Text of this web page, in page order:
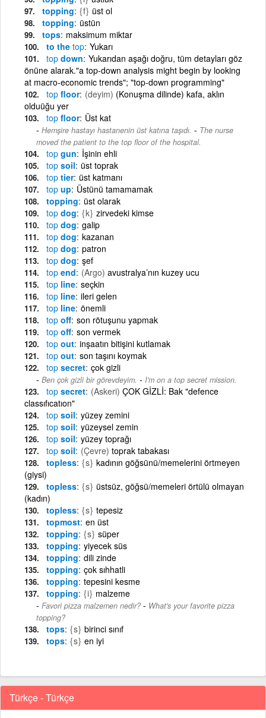
topping {f} üst ol
topping üstün
tops maksimum miktar
to the top Yukarı
top down Yukarıdan aşağı doğru, tüm detayları göz
önüne alarak."a top-down analysis might begin by looking
at macro-economic trends"; "top-down programming"
top floor (deyim) (Konuşma dilinde) kafa, aklın
olduüğu yer
top floor Üst kat
Hemşire hastayı hastanenin üst katına taşıdı. - The nurse
moved the patient to the top floor of the hospital.
top gun İşinin ehli
top soil üst toprak
top tier üst katmanı
top up Üstünü tamamamak
topping üst olarak
top dog {k} zirvedeki kimse
top dog galip
top dog kazanan
top dog patron
top dog şef
top end (Argo) avustralya’nın kuzey ucu
top line seçkin
top line ileri gelen
top line önemli
top off son rötuşunu yapmak
top off son vermek
top out inşaatın bitişini kutlamak
top out son taşını koymak
top secret çok gizli
Ben çok gizli bir görevdeyim. - I'm on a top secret mission.
top secret (Askeri) ÇOK GİZLİ: Bak "defence
classıfıcatıon"
top soil yüzey zemini
top soil yüzeysel zemin
top soil yüzey toprağı
top soil (Çevre) toprak tabakası
topless {s} kadının göğsünü/memelerini örtmeyen
(giysi)
topless {s} üstsüz, göğsü/memeleri örtülü olmayan
(kadın)
topless {s} tepesiz
topmost en üst
topping {s} süper
topping yiyecek süs
topping dili zinde
topping çok sıhhatli
topping tepesini kesme
topping {i} malzeme
Favori pizza malzemen nedir? - What's your favorite pizza
topping?
tops {s} birinci sınıf
tops {s} en iyi
Türkçe - Türkçe